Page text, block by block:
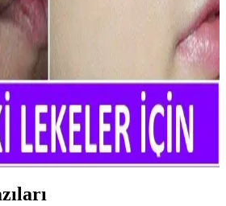
bilinmesi gerekenler, belirtileri,
ile cilt sağlığını koruma yollarını
İçin En Etkili Krem ve
nedenlerle ortaya çıkar. Doğru krem
sorunları hafifletmek ve cilt sağlığını